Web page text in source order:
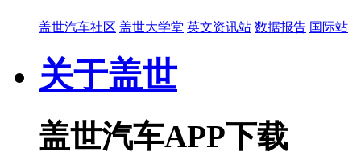
盖世汽车社区 盖世大学堂 英文资讯站 数据报告 国际站
关于盖世
盖世汽车APP下载